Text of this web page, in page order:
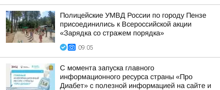
Полицейские УМВД России по городу Пензе
присоединились к Всероссийской акции
«Зарядка со стражем порядка»
09:05
С момента запуска главного
информационного ресурса страны «Про
Диабет» с полезной информацией на сайте и